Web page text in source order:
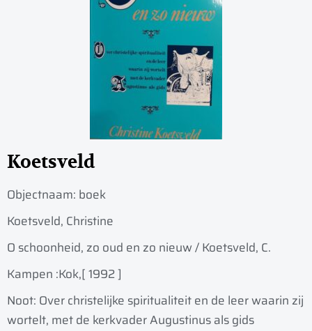
Koetsveld
Objectnaam: boek
Koetsveld, Christine
O schoonheid, zo oud en zo nieuw / Koetsveld, C.
Kampen :Kok,[ 1992 ]
Noot: Over christelijke spiritualiteit en de leer waarin zij
wortelt, met de kerkvader Augustinus als gids